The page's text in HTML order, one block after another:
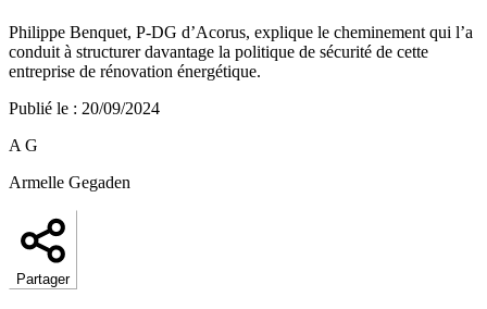
Philippe Benquet, P-DG d’Acorus, explique le cheminement qui l’a
conduit à structurer davantage la politique de sécurité de cette
entreprise de rénovation énergétique.
Publié le : 20/09/2024
A G
Armelle Gegaden
Partager